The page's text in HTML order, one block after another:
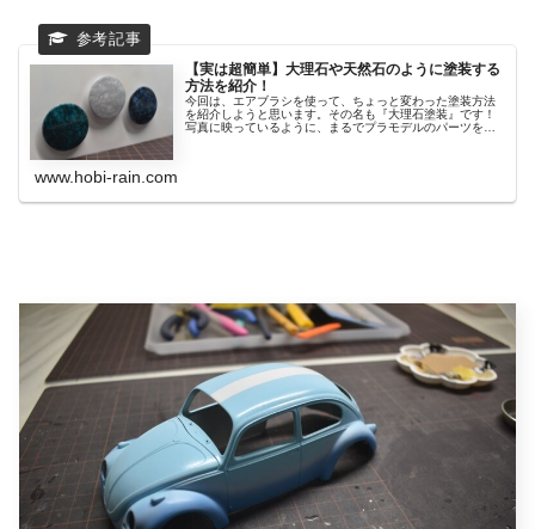
【実は超簡単】大理石や天然石のように塗装する
方法を紹介！
今回は、エアブラシを使って、ちょっと変わった塗装方法
を紹介しようと思います。その名も『大理石塗装』です！
写真に映っているように、まるでプラモデルのパーツを大
www.hobi-rain.com